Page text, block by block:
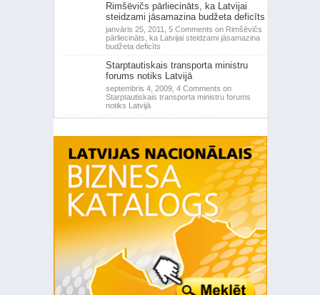
Rimšēvičs pārliecināts, ka Latvijai
steidzami jāsamazina budžeta deficīts
janvāris 25, 2011, 5 Comments on Rimšēvičs
pārliecināts, ka Latvijai steidzami jāsamazina
budžeta deficīts
Starptautiskais transporta ministru
forums notiks Latvijā
septembris 4, 2009, 4 Comments on
Starptautiskais transporta ministru forums
notiks Latvijā